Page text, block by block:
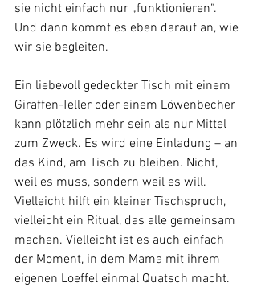
sie nicht einfach nur „funktionieren“.
Und dann kommt es eben darauf an, wie
wir sie begleiten.
Ein liebevoll gedeckter Tisch mit einem
Giraffen-Teller oder einem Löwenbecher
kann plötzlich mehr sein als nur Mittel
zum Zweck. Es wird eine Einladung – an
das Kind, am Tisch zu bleiben. Nicht,
weil es muss, sondern weil es will.
Vielleicht hilft ein kleiner Tischspruch,
vielleicht ein Ritual, das alle gemeinsam
machen. Vielleicht ist es auch einfach
der Moment, in dem Mama mit ihrem
eigenen Loeffel einmal Quatsch macht.